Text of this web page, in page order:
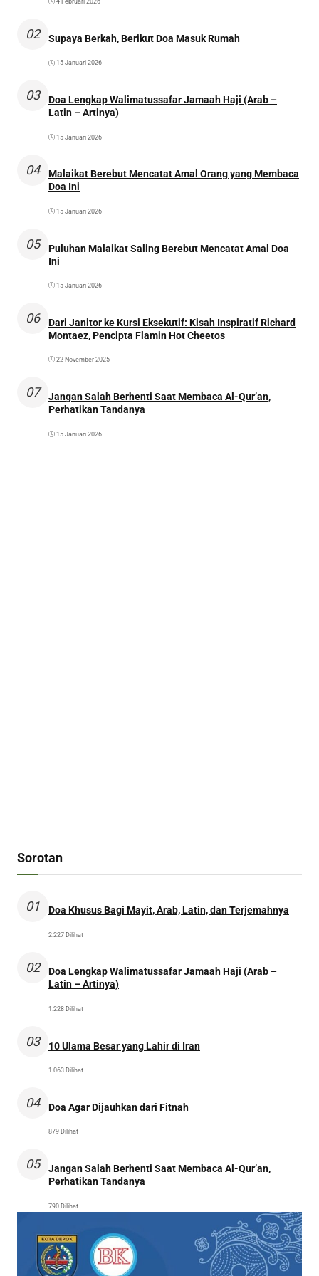
4 Februari 2026
02 Supaya Berkah, Berikut Doa Masuk Rumah
15 Januari 2026
03
Doa Lengkap Walimatussafar Jamaah Haji (Arab –
Latin – Artinya)
15 Januari 2026
04
Malaikat Berebut Mencatat Amal Orang yang Membaca
Doa Ini
15 Januari 2026
05
Puluhan Malaikat Saling Berebut Mencatat Amal Doa
Ini
15 Januari 2026
06
Dari Janitor ke Kursi Eksekutif: Kisah Inspiratif Richard
Montaez, Pencipta Flamin Hot Cheetos
22 November 2025
07
Jangan Salah Berhenti Saat Membaca Al-Qur’an,
Perhatikan Tandanya
15 Januari 2026
Sorotan
01 Doa Khusus Bagi Mayit, Arab, Latin, dan Terjemahnya
2.227 Dilihat
02
Doa Lengkap Walimatussafar Jamaah Haji (Arab –
Latin – Artinya)
1.228 Dilihat
03 10 Ulama Besar yang Lahir di Iran
1.063 Dilihat
04 Doa Agar Dijauhkan dari Fitnah
879 Dilihat
05
Jangan Salah Berhenti Saat Membaca Al-Qur’an,
Perhatikan Tandanya
790 Dilihat